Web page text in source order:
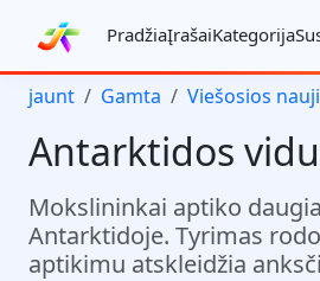
PradžiaĮrašaiKategorija
jaunt Gamta Viešosios
Antarktidos
Mokslininkai aptiko
Antarktidoje. Tyrimas
aptikimu atskleidžia